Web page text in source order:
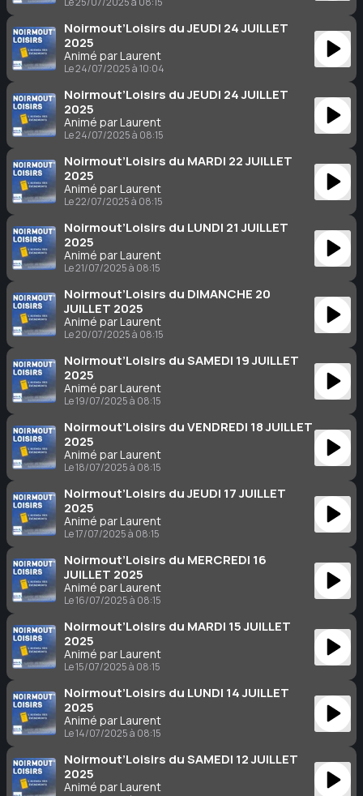
Noirmout’Loisirs du JEUDI 24 JUILLET
2025
Animé par Laurent
Le 24/07/2025 à 10:04
Noirmout’Loisirs du JEUDI 24 JUILLET
2025
Animé par Laurent
Le 24/07/2025 à 08:15
Noirmout’Loisirs du MARDI 22 JUILLET
2025
Animé par Laurent
Le 22/07/2025 à 08:15
Noirmout’Loisirs du LUNDI 21 JUILLET
2025
Animé par Laurent
Le 21/07/2025 à 08:15
Noirmout’Loisirs du DIMANCHE 20
JUILLET 2025
Animé par Laurent
Le 20/07/2025 à 08:15
Noirmout’Loisirs du SAMEDI 19 JUILLET
2025
Animé par Laurent
Le 19/07/2025 à 08:15
Noirmout’Loisirs du VENDREDI 18 JUILLET
2025
Animé par Laurent
Le 18/07/2025 à 08:15
Noirmout’Loisirs du JEUDI 17 JUILLET
2025
Animé par Laurent
Le 17/07/2025 à 08:15
Noirmout’Loisirs du MERCREDI 16
JUILLET 2025
Animé par Laurent
Le 16/07/2025 à 08:15
Noirmout’Loisirs du MARDI 15 JUILLET
2025
Animé par Laurent
Le 15/07/2025 à 08:15
Noirmout’Loisirs du LUNDI 14 JUILLET
2025
Animé par Laurent
Le 14/07/2025 à 08:15
Noirmout’Loisirs du SAMEDI 12 JUILLET
2025
Animé par Laurent